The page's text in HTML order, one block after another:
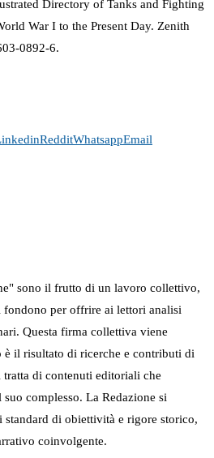
Directory of Tanks and Fighting
War I to the Present Day. Zenith
0892-6.
RedditWhatsappEmail
sono il frutto di un lavoro collettivo,
fondono per offrire ai lettori analisi
Questa firma collettiva viene
il risultato di ricerche e contributi di
di contenuti editoriali che
complesso. La Redazione si
standard di obiettività e rigore storico,
coinvolgente.